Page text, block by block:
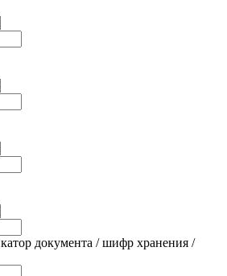
документа / шифр хранения /